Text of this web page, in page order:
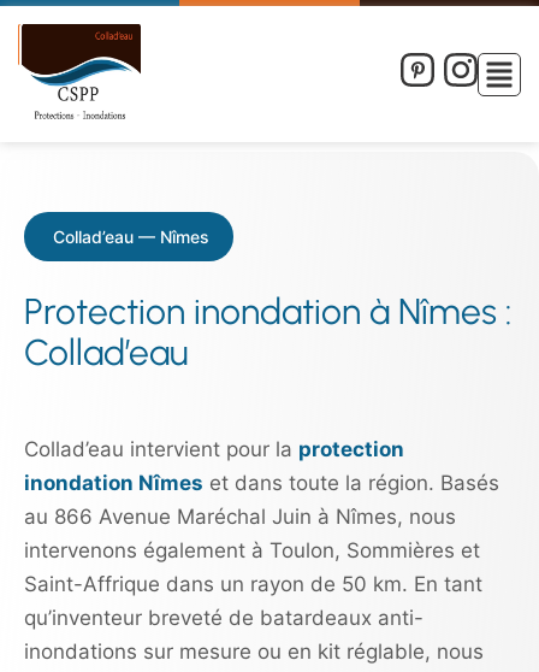
Collad’eau — Nîmes
Protection inondation à Nîmes :
Collad’eau
Collad’eau intervient pour la protection
inondation Nîmes et dans toute la région. Basés
au 866 Avenue Maréchal Juin à Nîmes, nous
intervenons également à Toulon, Sommières et
Saint-Affrique dans un rayon de 50 km. En tant
qu’inventeur breveté de batardeaux anti-
inondations sur mesure ou en kit réglable, nous